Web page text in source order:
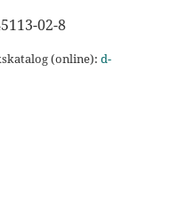
02-8
(online): d-